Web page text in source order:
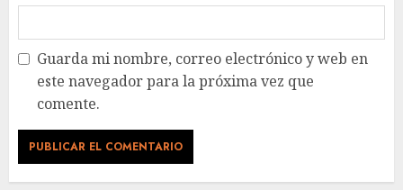
Guarda mi nombre, correo electrónico y web en
este navegador para la próxima vez que
comente.